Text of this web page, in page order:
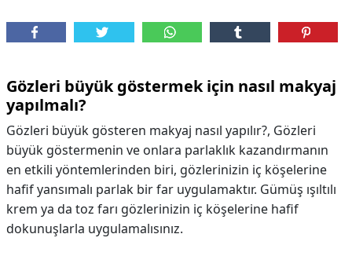
Gözleri büyük göstermek için nasıl makyaj
yapılmalı?
Gözleri büyük gösteren makyaj nasıl yapılır?, Gözleri
büyük göstermenin ve onlara parlaklık kazandırmanın
en etkili yöntemlerinden biri, gözlerinizin iç köşelerine
hafif yansımalı parlak bir far uygulamaktır. Gümüş ışıltılı
krem ya da toz farı gözlerinizin iç köşelerine hafif
dokunuşlarla uygulamalısınız.